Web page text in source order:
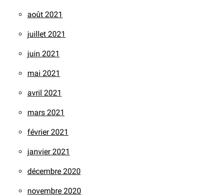
août 2021
juillet 2021
juin 2021
mai 2021
avril 2021
mars 2021
février 2021
janvier 2021
décembre 2020
novembre 2020